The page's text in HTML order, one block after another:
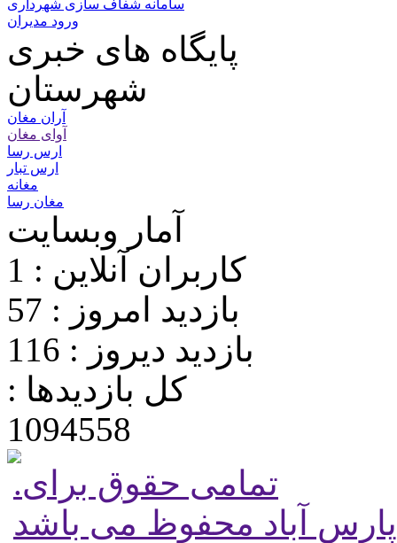
سامانه شفاف سازی شهرداری
ورود مدیران
پایگاه های خبری
شهرستان
آران مغان
آوای مغان
ارس رسا
ارس تبار
مغانه
مغان رسا
آمار وبسایت
کاربران آنلاین : 1
بازدید امروز : 57
بازدید دیروز : 116
کل بازدیدها :
1094558
.تمامی حقوق برای
پارس آباد محفوظ می باشد